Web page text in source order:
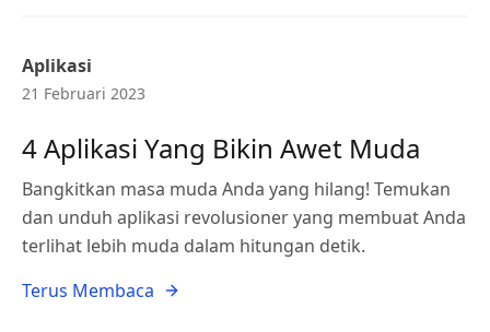
Aplikasi
21 Februari 2023
4 Aplikasi Yang Bikin Awet Muda
Bangkitkan masa muda Anda yang hilang! Temukan
dan unduh aplikasi revolusioner yang membuat Anda
terlihat lebih muda dalam hitungan detik.
Terus Membaca